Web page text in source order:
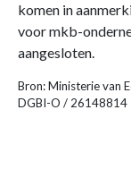
komen in
voor mkb-
aangesloten.
Bron: Ministerie van
DGBI-O /